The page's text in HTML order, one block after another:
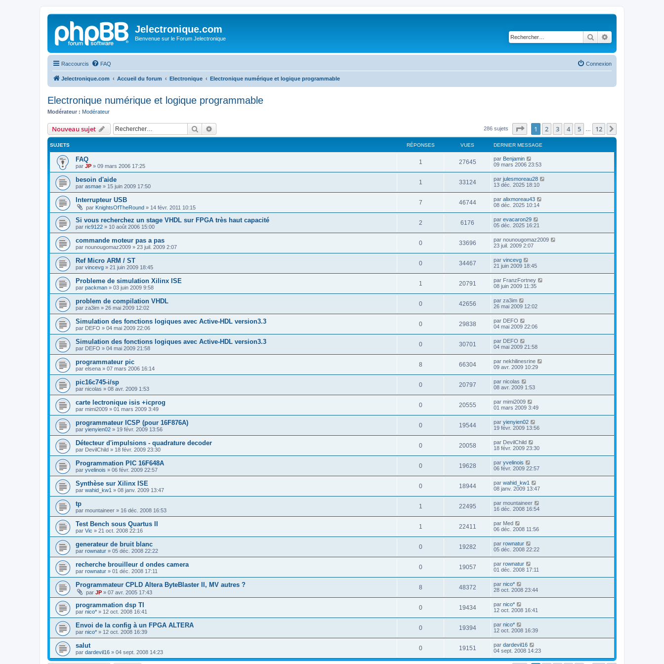
Jelectronique.com
Bienvenue sur le Forum Jelectronique Rechercher
Raccourcis FAQ Connexion
Jelectronique.com Accueil du forum Electronique Electronique numérique et logique programmable
Electronique numérique et logique programmable
Modérateur : Modérateur
Nouveau sujet Rechercher 286 sujets Page sur12
1 2 3 4 5 12
SUJETS RÉPONSES VUES DERNIER MESSAGE
FAQ
par JP » 09 mars 2006 17:25
1 27645 par Benjamin
09 mars 2006 23:53
besoin d'aide
par asmae » 15 juin 2009 17:50
1 33124 par julesmoreau28
13 déc. 2025 18:10
Interrupteur USB
par KnightsOfTheRound » 14 févr. 2011 10:15
7 46744 par alixmoreau43
08 déc. 2025 10:14
Si vous recherchez un stage VHDL sur FPGA très haut capacité
par ric9122 » 10 août 2006 15:00
2 6176 par evacaron29
05 déc. 2025 16:21
commande moteur pas a pas
par nounougomaz2009 » 23 juil. 2009 2:07
0 33696 par nounougomaz2009
23 juil. 2009 2:07
Ref Micro ARM / ST
par vincevg » 21 juin 2009 18:45
0 34467 par vincevg
21 juin 2009 18:45
Probleme de simulation Xilinx ISE
par packman » 03 juin 2009 9:58
1 20791 par FranzFortney
08 juin 2009 11:35
problem de compilation VHDL
par za3im » 26 mai 2009 12:02
0 42656 par za3im
26 mai 2009 12:02
Simulation des fonctions logiques avec Active-HDL version3.3
par DEFO » 04 mai 2009 22:06
0 29838 par DEFO
04 mai 2009 22:06
Simulation des fonctions logiques avec Active-HDL version3.3
par DEFO » 04 mai 2009 21:58
0 30701 par DEFO
04 mai 2009 21:58
programmateur pic
par elsena » 07 mars 2006 16:14
8 66304 par nekhilinesrine
09 avr. 2009 10:29
pic16c745-i/sp
par nicolas » 08 avr. 2009 1:53
0 20797 par nicolas
08 avr. 2009 1:53
carte lectronique isis +icprog
par mimi2009 » 01 mars 2009 3:49
0 20555 par mimi2009
01 mars 2009 3:49
programmateur ICSP (pour 16F876A)
par yienyien02 » 19 févr. 2009 13:56
0 19544 par yienyien02
19 févr. 2009 13:56
Détecteur d'impulsions - quadrature decoder
par DevilChild » 18 févr. 2009 23:30
0 20058 par DevilChild
18 févr. 2009 23:30
Programmation PIC 16F648A
par yvelinois » 06 févr. 2009 22:57
0 19628 par yvelinois
06 févr. 2009 22:57
Synthèse sur Xilinx ISE
par wahid_kw1 » 08 janv. 2009 13:47
0 18944 par wahid_kw1
08 janv. 2009 13:47
tp
par mountaineer » 16 déc. 2008 16:53
1 22495 par mountaineer
16 déc. 2008 16:54
Test Bench sous Quartus II
par Vic » 21 oct. 2008 22:16
1 22411 par Med
06 déc. 2008 11:56
generateur de bruit blanc
par rownatur » 05 déc. 2008 22:22
0 19282 par rownatur
05 déc. 2008 22:22
recherche brouilleur d ondes camera
par rownatur » 01 déc. 2008 17:11
0 19057 par rownatur
01 déc. 2008 17:11
Programmateur CPLD Altera ByteBlaster II, MV autres ?
par JP » 07 avr. 2005 17:43
8 48372 par nico*
28 oct. 2008 23:44
programmation dsp TI
par nico* » 12 oct. 2008 16:41
0 19434 par nico*
12 oct. 2008 16:41
Envoi de la config à un FPGA ALTERA
par nico* » 12 oct. 2008 16:39
0 19394 par nico*
12 oct. 2008 16:39
salut
par dardevil16 » 04 sept. 2008 14:23
0 19151 par dardevil16
04 sept. 2008 14:23